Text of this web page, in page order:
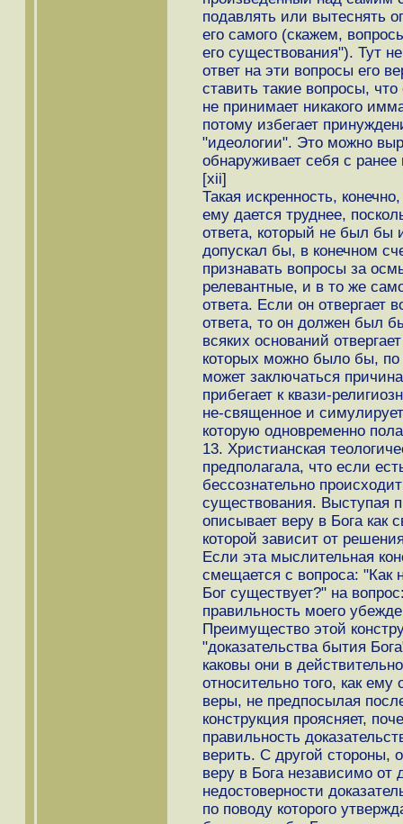
подавлять или вытеснять
его самого (скажем,
его существования"). Тут
ответ на эти вопросы его
ставить такие вопросы,
не принимает никакого
потому избегает
"идеологии". Это можно
обнаруживает себя с
[xii]
Такая искренность,
ему дается труднее,
ответа, который не был бы
допускал бы, в конечном
признавать вопросы за
релевантные, и в то же
ответа. Если он отвергает
ответа, то он должен был
всяких оснований
которых можно было бы, по
может заключаться
прибегает к квази-
не-священное и
которую одновременно
13. Христианская
предполагала, что если
бессознательно
существования. Выступая
описывает веру в Бога как
которой зависит от
Если эта мыслительная
смещается с вопроса: "Как
Бог существует?" на
правильность моего
Преимущество этой
"доказательства бытия
каковы они в
относительно того, как
веры, не предпосылая
конструкция проясняет,
правильность
верить. С другой стороны,
веру в Бога независимо от
недостоверности
по поводу которого